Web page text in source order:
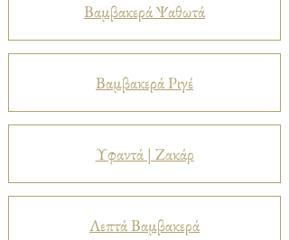
Βαμβακερά Ψαθωτά
Βαμβακερά Ριγέ
Υφαντά | Ζακάρ
Λεπτά Βαμβακερά